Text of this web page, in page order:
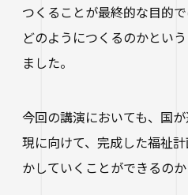
報道関係／取材等のお問
学生寮
学内で地震が発生したら
知的・人的資源の公開（
生涯学習・公開講座
つくることが最終的な目的
どのようにつくるのかとい
ました。
今回の講演においても、国
現に向けて、完成した福祉
かしていくことができるの